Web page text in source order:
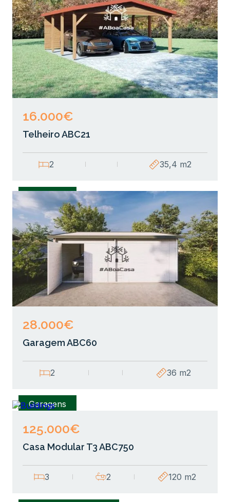
16.000€
Telheiro ABC21
2 35,4 m2
Garagens
28.000€
Garagem ABC60
2 36 m2
Garagens
125.000€
Casa Modular T3 ABC750
3 2 120 m2